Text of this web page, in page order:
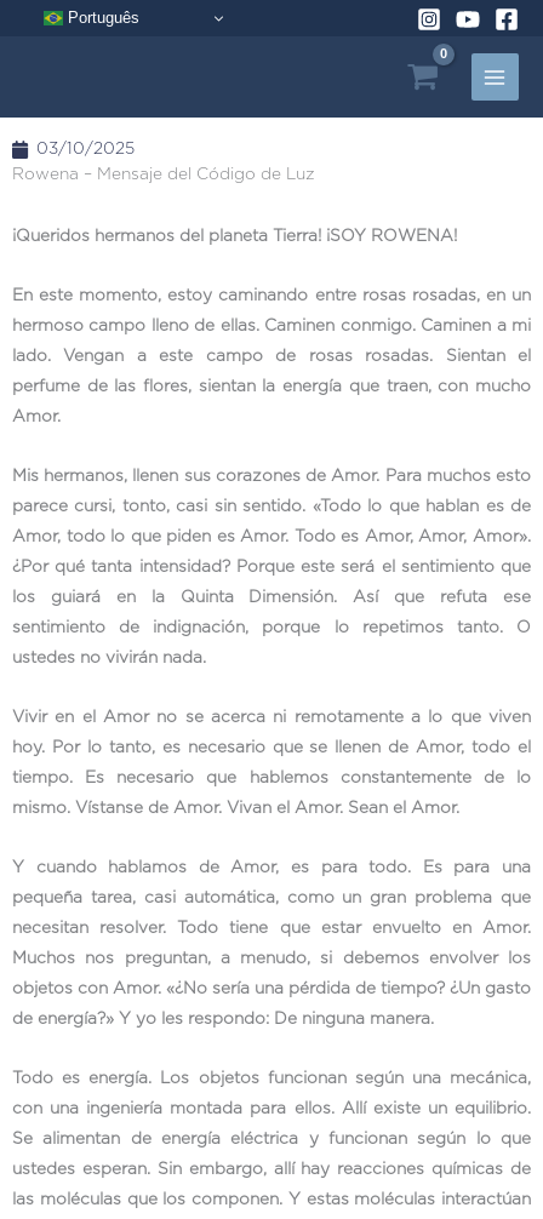
Português
03/10/2025
Rowena – Mensaje del Código de Luz
¡Queridos hermanos del planeta Tierra! ¡SOY ROWENA!
En este momento, estoy caminando entre rosas rosadas, en un
hermoso campo lleno de ellas. Caminen conmigo. Caminen a mi
lado. Vengan a este campo de rosas rosadas. Sientan el
perfume de las flores, sientan la energía que traen, con mucho
Amor.
Mis hermanos, llenen sus corazones de Amor. Para muchos esto
parece cursi, tonto, casi sin sentido. «Todo lo que hablan es de
Amor, todo lo que piden es Amor. Todo es Amor, Amor, Amor».
¿Por qué tanta intensidad? Porque este será el sentimiento que
los guiará en la Quinta Dimensión. Así que refuta ese
sentimiento de indignación, porque lo repetimos tanto. O
ustedes no vivirán nada.
Vivir en el Amor no se acerca ni remotamente a lo que viven
hoy. Por lo tanto, es necesario que se llenen de Amor, todo el
tiempo. Es necesario que hablemos constantemente de lo
mismo. Vístanse de Amor. Vivan el Amor. Sean el Amor.
Y cuando hablamos de Amor, es para todo. Es para una
pequeña tarea, casi automática, como un gran problema que
necesitan resolver. Todo tiene que estar envuelto en Amor.
Muchos nos preguntan, a menudo, si debemos envolver los
objetos con Amor. «¿No sería una pérdida de tiempo? ¿Un gasto
de energía?» Y yo les respondo: De ninguna manera.
Todo es energía. Los objetos funcionan según una mecánica,
con una ingeniería montada para ellos. Allí existe un equilibrio.
Se alimentan de energía eléctrica y funcionan según lo que
ustedes esperan. Sin embargo, allí hay reacciones químicas de
las moléculas que los componen. Y estas moléculas interactúan